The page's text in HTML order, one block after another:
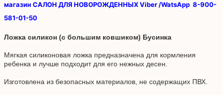
магазин САЛОН ДЛЯ НОВОРОЖДЕННЫХ Viber /WatsApp 8-900-
581-01-50
Ложка силикон (с большим ковшиком) Бусинка
Мягкая силиконовая ложка предназначена для кормления
ребенка и лучше подходит для его нежных десен.
Изготовлена из безопасных материалов, не содержащих ПВХ.